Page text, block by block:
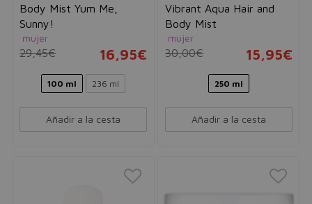
Body Mist Yum Me,
Sunny!
mujer
29,45€ 16,95€
100 ml 236 ml
Añadir a la cesta
Vibrant Aqua Hair and
Body Mist
mujer
30,00€ 15,95€
250 ml
Añadir a la cesta